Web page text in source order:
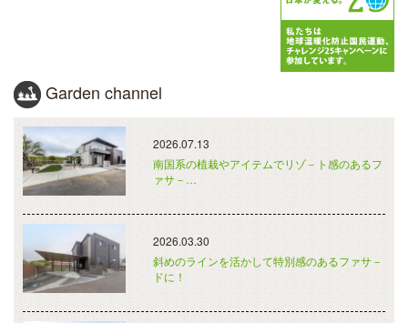
Garden channel
2026.07.13
南国系の植栽やアイテムでリゾ－ト感のあるフ
ァサ－…
2026.03.30
斜めのラインを活かして特別感のあるファサ－
ドに！